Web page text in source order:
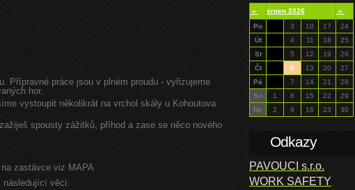
Přípravné práce jsou v plném proudu - vyřizujeme
hor.
vystoupit několikrát na vrchol skály u Kohoutova
spousty zážitků, příhod a zase se něco nového
zastávce viz MAPA
následující věci:
« srpen 2026
»
Po
3 10 17
24
Út
4 11 18
25
St
5 12 19
26
Čt
6 13 20
27
Pá
7 14 21
28
So
1 8 15 22
29
Ne
2 9 16 23 30
Odkazy
PAVOUCI s.r.o.
WORK SAFETY